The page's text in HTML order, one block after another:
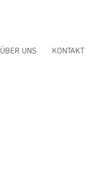
ÜBER UNS KONTAKT